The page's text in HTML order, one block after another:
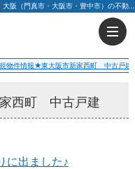
★新規物件情報★東大阪市新家西町 中古戸建【更新】 | 大阪（門真市・大阪市・豊中市）の不動産はセンチュリー21マックス不動産販売
物件情報★東大阪市新家西町 中古戸建
西町 中古戸建
に出ました♪